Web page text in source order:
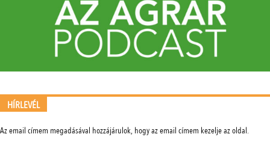
HÍRLEVÉL
Az email címem megadásával hozzájárulok, hogy az email címem kezelje az oldal.